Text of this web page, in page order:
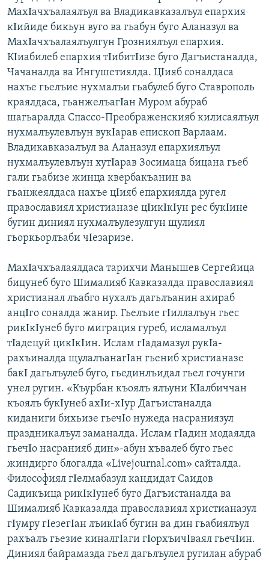
МахΙачхъалаялъул ва Владикавказалъул епархия
кΙийиде бикьун вуго ва гьабун буго Аланазул ва
МахΙачхъалаялъулгун Грозниялъул епархия.
КΙиабилеб епархия тΙибитΙизе буго Дагъистаналда,
Чачаналда ва Ингушетиялда. ЦΙияб соналдаса
нахъе гьелъие нухмалъи гьабулеб буго Ставрополь
краялдаса, гьанжелъагΙан Муром абураб
шагьаралда Спассо-Преображенскияб килисаялъул
нухмалъулевлъун вукΙарав епископ Варлаам.
Владикавказалъул ва Аланазул епархиялъул
нухмалъулевлъун хутΙарав Зосимаца бицана гьеб
гали гьабизе жинца квербакъанин ва
гьанжеялдаса нахъе цΙияб епархиялда ругел
православиял христианазе цΙикΙкΙун рес букΙине
бугин диниял нухмалъулезулгун щулиял
гьоркьорлъаби чΙезаризе.
МахΙачхъалаялдаса тарихчи Манышев Сергейица
бицунеб буго Шималияб Кавказалда православиял
христианал лъабго нухалъ дагьлъанин ахираб
анцΙго соналда жанир. Гьелъие гΙиллалъун гьес
рикΙкΙунеб буго миграция гуреб, исламалъул
тΙадецуй цикΙкΙин. Ислам гΙадамазул рукΙа-
рахъиналда щулалъанагΙан гьениб христианазе
бакΙ дагьлъулеб буго, гьединлъидал гьел гочунги
унел ругин. «Къурбан къоялъ ялъуни КΙалбиччан
къоялъ букΙунеб ахΙи-хΙур Дагъистаналда
киданиги бихьизе гьечΙо нужеда насраниязул
праздникалъул заманалда. Ислам гΙадин модаялда
гьечΙо насранияб дин»-абун хъвалеб буго гьес
жиндирго блогалда «Livejournal.com» сайталда.
Философиял гΙелмабазул кандидат Саидов
Садикъица рикΙкΙунеб буго Дагъистаналда ва
Шималияб Кавказалда православиял христианазул
гΙумру гΙезегΙан лъикΙаб бугин ва дин гьабиялъул
рахъалъ гьезие киналгΙаги гΙорхъичΙваял гьечΙин.
Диниял байрамазда гьел дагьлъулел ругилан абураб